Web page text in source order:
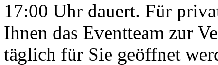
17:00 Uhr dauert. Für
Ihnen das Eventteam zur
täglich für Sie geöffnet